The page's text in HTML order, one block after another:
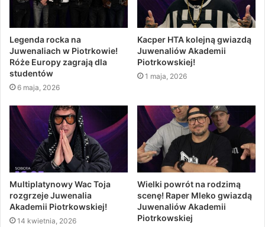
Legenda rocka na
Juwenaliach w Piotrkowie!
Róże Europy zagrają dla
studentów
6 maja, 2026
Kacper HTA kolejną gwiazdą
Juwenaliów Akademii
Piotrkowskiej!
1 maja, 2026
Multiplatynowy Wac Toja
rozgrzeje Juwenalia
Akademii Piotrkowskiej!
14 kwietnia, 2026
Wielki powrót na rodzimą
scenę! Raper Mleko gwiazdą
Juwenaliów Akademii
Piotrkowskiej